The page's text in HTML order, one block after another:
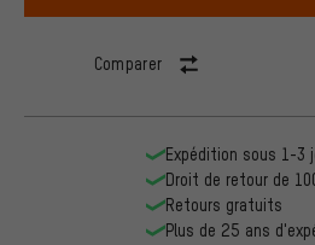
Comparer
Expédition sous 1-3
Droit de retour de
Retours gratuits
Plus de 25 ans